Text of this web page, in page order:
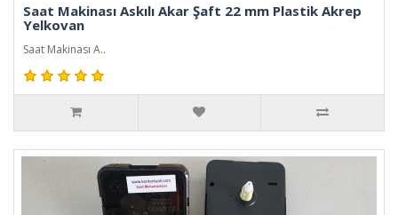
Saat Makinası Askılı Akar Şaft 22 mm Plastik Akrep
Yelkovan
Saat Makinası A..